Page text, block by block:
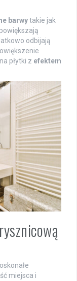
barwytakie jak
odbijają
płytki z efektem
miejsca i